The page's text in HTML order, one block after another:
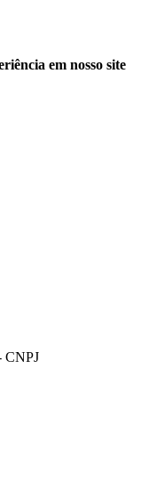
em nosso site